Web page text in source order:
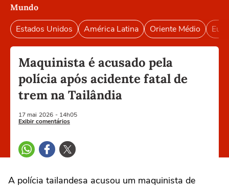
Mundo
Estados Unidos América Latina Oriente Médio
Maquinista é acusado pela
polícia após acidente fatal de
trem na Tailândia
17 mai 2026 - 14h05
Exibir comentários
A ‌polícia tailandesa acusou um maquinista de